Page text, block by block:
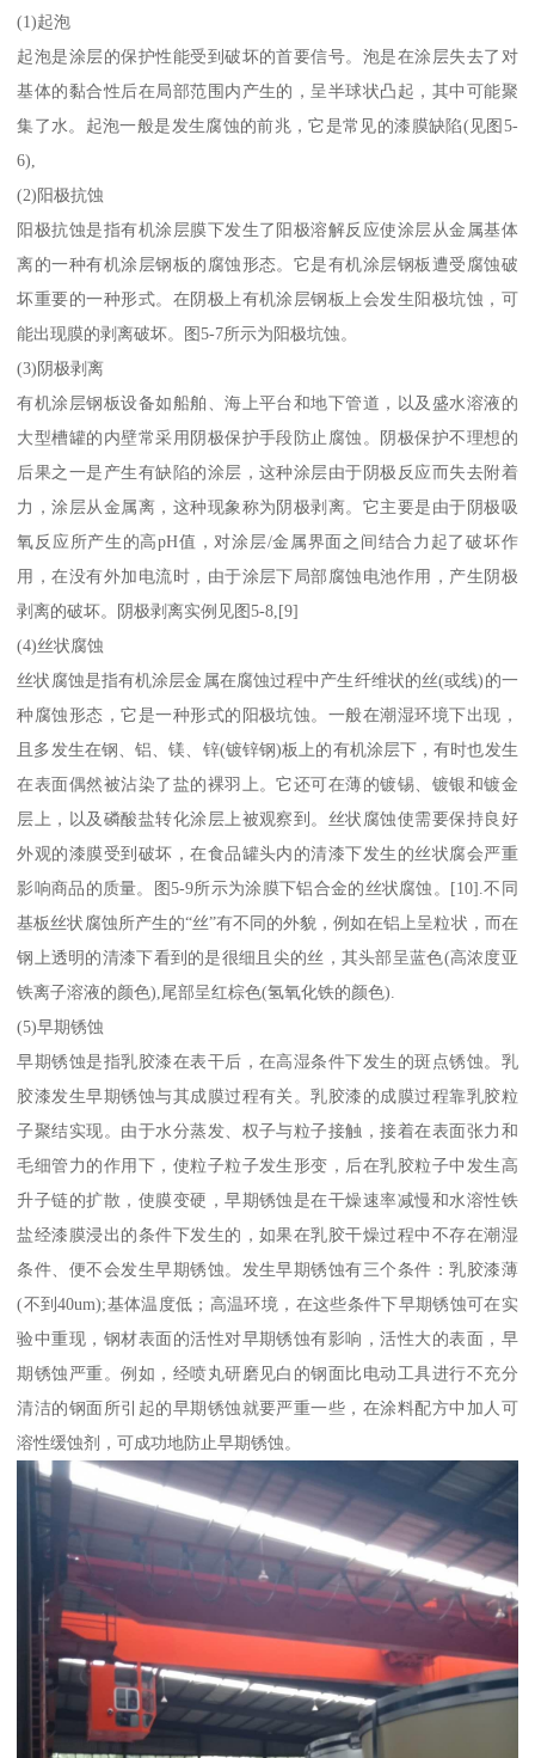
(1)起泡
起泡是涂层的保护性能受到破坏的首要信号。泡是在涂层失去了对
基体的黏合性后在局部范围内产生的，呈半球状凸起，其中可能聚
集了水。起泡一般是发生腐蚀的前兆，它是常见的漆膜缺陷(见图5-
6),
(2)阳极抗蚀
阳极抗蚀是指有机涂层膜下发生了阳极溶解反应使涂层从金属基体
离的一种有机涂层钢板的腐蚀形态。它是有机涂层钢板遭受腐蚀破
坏重要的一种形式。在阴极上有机涂层钢板上会发生阳极坑蚀，可
能出现膜的剥离破坏。图5-7所示为阳极坑蚀。
(3)阴极剥离
有机涂层钢板设备如船舶、海上平台和地下管道，以及盛水溶液的
大型槽罐的内壁常采用阴极保护手段防止腐蚀。阴极保护不理想的
后果之一是产生有缺陷的涂层，这种涂层由于阴极反应而失去附着
力，涂层从金属离，这种现象称为阴极剥离。它主要是由于阴极吸
氧反应所产生的高pH值，对涂层/金属界面之间结合力起了破坏作
用，在没有外加电流时，由于涂层下局部腐蚀电池作用，产生阴极
剥离的破坏。阴极剥离实例见图5-8,[9]
(4)丝状腐蚀
丝状腐蚀是指有机涂层金属在腐蚀过程中产生纤维状的丝(或线)的一
种腐蚀形态，它是一种形式的阳极坑蚀。一般在潮湿环境下出现，
且多发生在钢、铝、镁、锌(镀锌钢)板上的有机涂层下，有时也发生
在表面偶然被沾染了盐的裸羽上。它还可在薄的镀锡、镀银和镀金
层上，以及磷酸盐转化涂层上被观察到。丝状腐蚀使需要保持良好
外观的漆膜受到破坏，在食品罐头内的清漆下发生的丝状腐会严重
影响商品的质量。图5-9所示为涂膜下铝合金的丝状腐蚀。[10].不同
基板丝状腐蚀所产生的“丝”有不同的外貌，例如在铝上呈粒状，而在
钢上透明的清漆下看到的是很细且尖的丝，其头部呈蓝色(高浓度亚
铁离子溶液的颜色),尾部呈红棕色(氢氧化铁的颜色).
(5)早期锈蚀
早期锈蚀是指乳胶漆在表干后，在高湿条件下发生的斑点锈蚀。乳
胶漆发生早期锈蚀与其成膜过程有关。乳胶漆的成膜过程靠乳胶粒
子聚结实现。由于水分蒸发、权子与粒子接触，接着在表面张力和
毛细管力的作用下，使粒子粒子发生形变，后在乳胶粒子中发生高
升子链的扩散，使膜变硬，早期锈蚀是在干燥速率减慢和水溶性铁
盐经漆膜浸出的条件下发生的，如果在乳胶干燥过程中不存在潮湿
条件、便不会发生早期锈蚀。发生早期锈蚀有三个条件：乳胶漆薄
(不到40um);基体温度低；高温环境，在这些条件下早期锈蚀可在实
验中重现，钢材表面的活性对早期锈蚀有影响，活性大的表面，早
期锈蚀严重。例如，经喷丸研磨见白的钢面比电动工具进行不充分
清洁的钢面所引起的早期锈蚀就要严重一些，在涂料配方中加人可
溶性缓蚀剂，可成功地防止早期锈蚀。